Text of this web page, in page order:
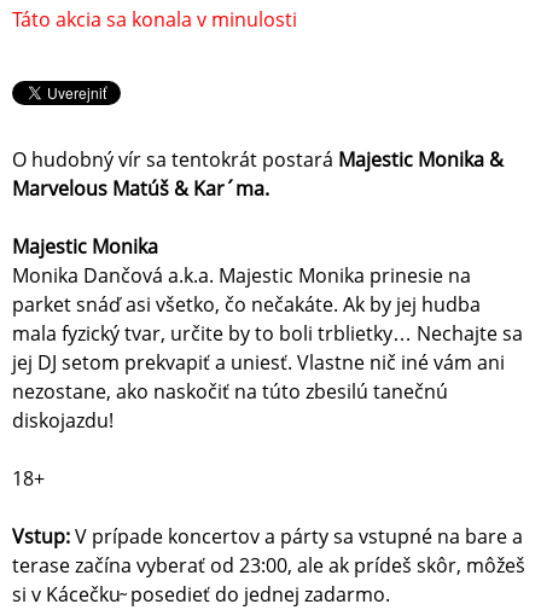
Táto akcia sa konala v minulosti
O hudobný vír sa tentokrát postará Majestic Monika &
Marvelous Matúš & Kar´ma.
Majestic Monika
Monika Dančová a.k.a. Majestic Monika prinesie na
parket snáď asi všetko, čo nečakáte. Ak by jej hudba
mala fyzický tvar, určite by to boli trblietky… Nechajte sa
jej DJ setom prekvapiť a uniesť. Vlastne nič iné vám ani
nezostane, ako naskočiť na túto zbesilú tanečnú
diskojazdu!
18+
Vstup:V prípade koncertov a párty sa vstupné na bare a
terase začína vyberať od 23:00, ale ak prídeš skôr, môžeš
si v Kácečku ̃ posedieť do jednej zadarmo.